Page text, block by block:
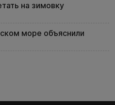
на зимовку
море объяснили